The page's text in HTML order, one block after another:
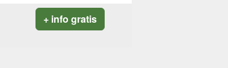
+ info gratis